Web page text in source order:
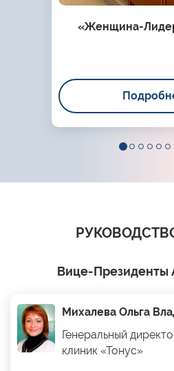
«Женщина-
Вице-
Михалева Ольга
Генеральный
клиник «Тонус»